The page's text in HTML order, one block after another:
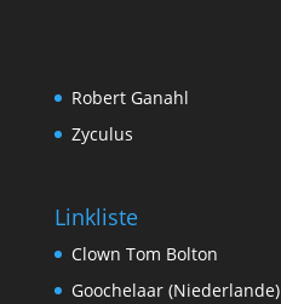
Robert Ganahl
Zyculus
Linkliste
Clown Tom Bolton
Goochelaar (Niederlande)